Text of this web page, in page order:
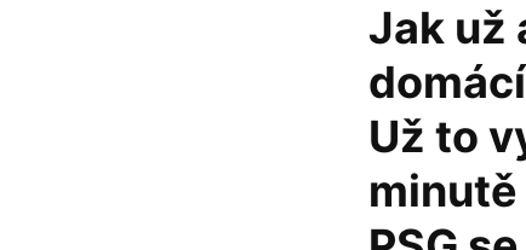
Jak už
Už to